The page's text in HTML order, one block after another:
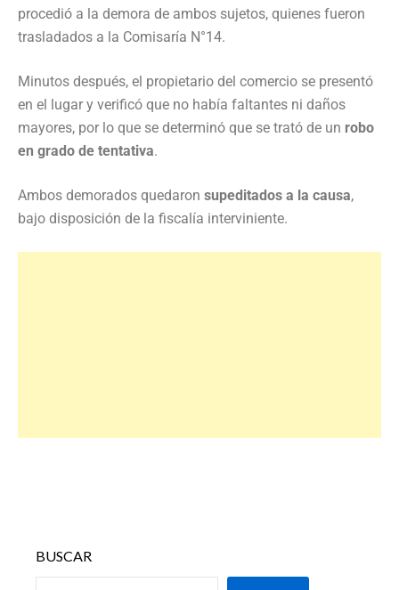
procedió a la demora de ambos sujetos, quienes fueron
trasladados a la Comisaría N°14.
Minutos después, el propietario del comercio se presentó
en el lugar y verificó que no había faltantes ni daños
mayores, por lo que se determinó que se trató de un robo
en grado de tentativa.
Ambos demorados quedaron supeditados a la causa,
bajo disposición de la fiscalía interviniente.
BUSCAR